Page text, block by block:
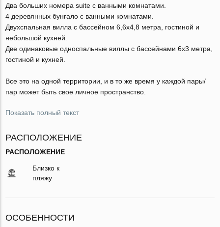
Два больших номера suite с ванными комнатами.
4 деревянных бунгало с ванными комнатами.
Двухспальная вилла с бассейном 6,6x4,8 метра, гостиной и
небольшой кухней.
Две одинаковые односпальные виллы с бассейнами 6x3 метра,
гостиной и кухней.
Все это на одной территории, и в то же время у каждой пары/
пар может быть свое личное пространство.
Показать полный текст
РАСПОЛОЖЕНИЕ
РАСПОЛОЖЕНИЕ
Близко к
пляжу
ОСОБЕННОСТИ